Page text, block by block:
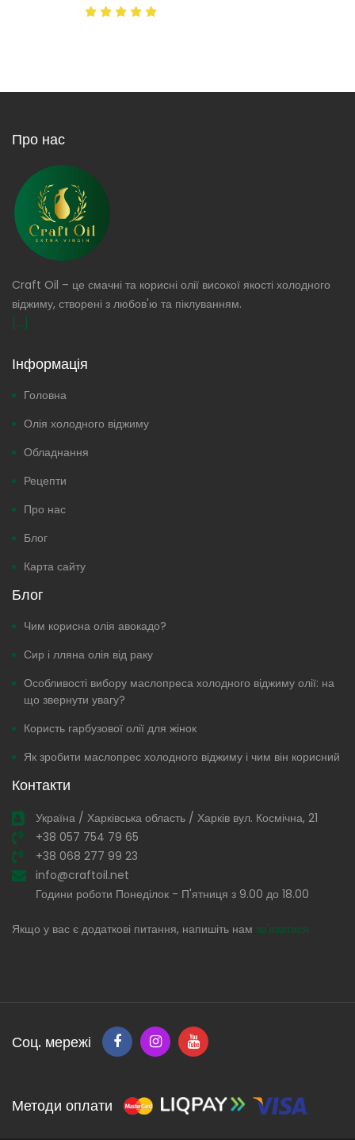
Про нас
Craft Oil – це смачні та корисні олії високої якості холодного
віджиму, створені з любов'ю та піклуванням.
[...]
Інформація
Головна
Олія холодного віджиму
Обладнання
Рецепти
Про нас
Блог
Карта сайту
Блог
Чим корисна олія авокадо?
Сир і лляна олія від раку
Особливості вибору маслопреса холодного віджиму олії: на
що звернути увагу?
Користь гарбузової олії для жінок
Як зробити маслопрес холодного віджиму і чим він корисний
Контакти
Україна / Харківська область / Харків вул. Космічна, 21
+38 057 754 79 65
+38 068 277 99 23
info@craftoil.net
Години роботи Понеділок - П'ятниця з 9.00 до 18.00
Якщо у вас є додаткові питання, напишіть нам зв'язатися
Соц. мережі
Методи оплати